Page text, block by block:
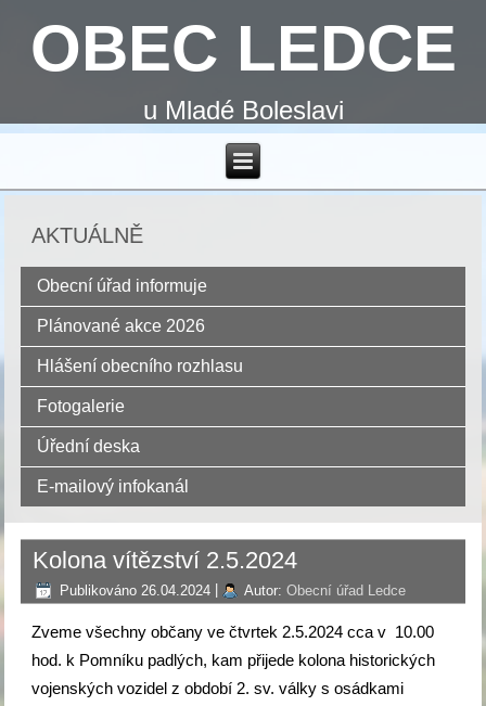
OBEC LEDCE
u Mladé Boleslavi
AKTUÁLNĚ
Obecní úřad informuje
Plánované akce 2026
Hlášení obecního rozhlasu
Fotogalerie
Úřední deska
E-mailový infokanál
Kolona vítězství 2.5.2024
Publikováno 26.04.2024 Autor: Obecní úřad Ledce
Zveme všechny občany ve čtvrtek 2.5.2024 cca v 10.00
hod. k Pomníku padlých, kam přijede kolona historických
vojenských vozidel z období 2. sv. války s osádkami